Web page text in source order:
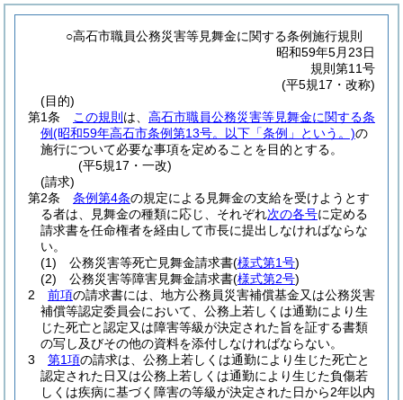
○高石市職員公務災害等見舞金に関する条例施行規則
昭和59年5月23日
規則第11号
(平5規17・改称)
(目的)
第1条
この規則 は、 高石市職員公務災害等見舞金に関する条
例(昭和59年高石市条例第13号。以下「条例」という。)の
施行について必要な事項を定めることを目的とする。
(平5規17・一改)
(請求)
第2条
条例第4条の規定による見舞金の支給を受けようとす
る者は、見舞金の種類に応じ、それぞれ次の各号に定める
請求書を任命権者を経由して市長に提出しなければならな
い。
(1)
公務災害等死亡見舞金請求書(様式第1号)
(2)
公務災害等障害見舞金請求書(様式第2号)
2
前項の請求書には、地方公務員災害補償基金又は公務災害
補償等認定委員会において、公務上若しくは通勤により生
じた死亡と認定又は障害等級が決定された旨を証する書類
の写し及びその他の資料を添付しなければならない。
3
第1項の請求は、公務上若しくは通勤により生じた死亡と
認定された日又は公務上若しくは通勤により生じた負傷若
しくは疾病に基づく障害の等級が決定された日から2年以内